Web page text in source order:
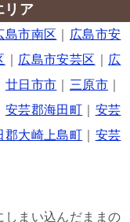
リア
島市南区
広島市安
広島市安芸区
広
廿日市市 三原市
安芸郡海田町
安芸
郡大崎上島町
安芸
しまい込んだままの